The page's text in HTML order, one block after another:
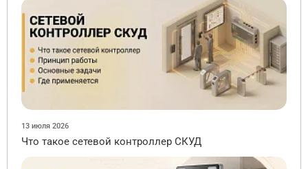
13 июля 2026
Что такое сетевой контроллер СКУД